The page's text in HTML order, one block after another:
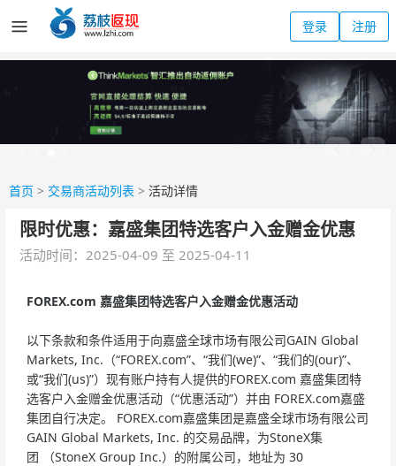
登录 注册
首页 > 交易商活动列表 > 活动详情
限时优惠：嘉盛集团特选客户入金赠金优惠
活动时间：2025-04-09 至 2025-04-11
FOREX.com 嘉盛集团特选客户入金赠金优惠活动
以下条款和条件适用于向嘉盛全球市场有限公司GAIN Global
Markets, Inc.（“FOREX.com”、“我们(we)”、“我们的(our)”、
或“我们(us)”）现有账户持有人提供的FOREX.com 嘉盛集团特
选客户入金赠金优惠活动（“优惠活动”）并由 FOREX.com嘉盛
集团自行决定。 FOREX.com嘉盛集团是嘉盛全球市场有限公司
GAIN Global Markets, Inc. 的交易品牌，为StoneX集
团 （StoneX Group Inc.）的附属公司，地址为 30